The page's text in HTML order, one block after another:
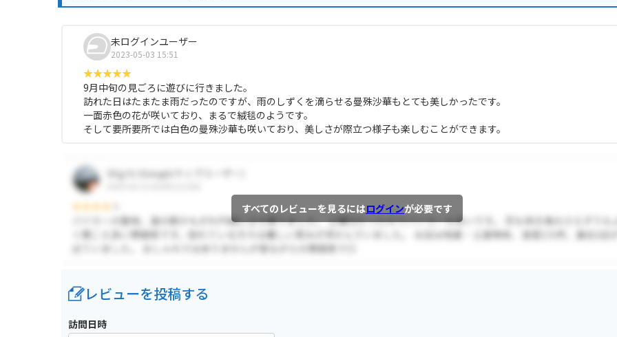
未ログインユーザー
2023-05-03 15:51
9月中旬の見ごろに遊びに行きました。
訪れた日はたまたま雨だったのですが、雨のしずくを滴らせる曼殊沙華もとても美しかったです。
一面赤色の花が咲いており、まるで絨毯のようです。
そして要所要所では白色の曼殊沙華も咲いており、美しさが際立つ様子も楽しむことができます。
すべてのレビューを見るにはログインが必要です
レビューを投稿する
訪問日時